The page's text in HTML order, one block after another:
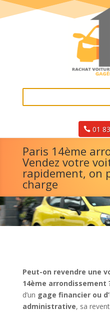
01
Paris 14ème
Vendez votre
rapidement, on
charge
Peut-on revendre une
14ème arrondissement
d’un gage financier ou
administrative, sa